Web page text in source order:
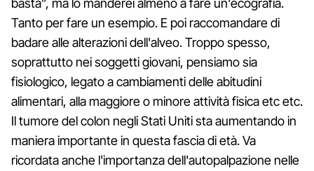
basta”, ma lo manderei almeno a fare un'ecografia.
Tanto per fare un esempio. E poi raccomandare di
badare alle alterazioni dell'alveo. Troppo spesso,
soprattutto nei soggetti giovani, pensiamo sia
fisiologico, legato a cambiamenti delle abitudini
alimentari, alla maggiore o minore attività fisica etc etc.
Il tumore del colon negli Stati Uniti sta aumentando in
maniera importante in questa fascia di età. Va
ricordata anche l'importanza dell'autopalpazione nelle